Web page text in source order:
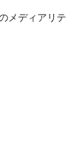
メディアリテ